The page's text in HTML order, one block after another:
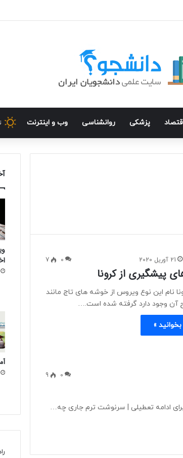
پزشکی روانشناسی وب و اینترنت
21 آوریل 2020 0
7
پیشگیری از کرونا
نام این نوع ویروس از خوشه های تاج مانند
آن وجود دارد گرفته شده است.…
»
0
9
ادامه تعطیلی | سرنوشت ترم جاری چه…